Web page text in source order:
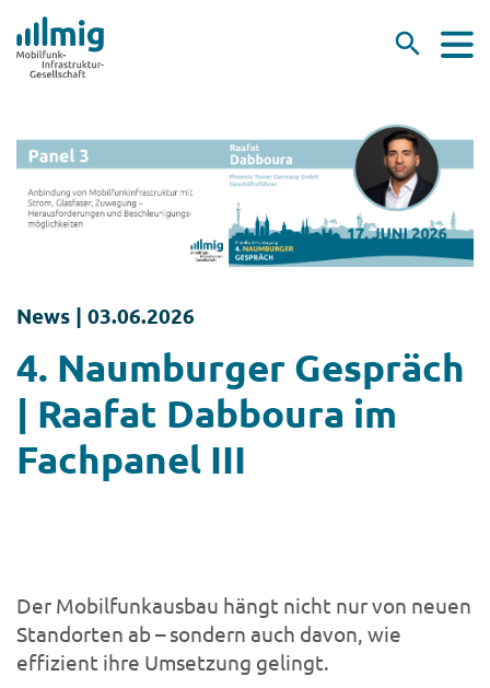
News | 03.06.2026
4. Naumburger Gespräch
| Raafat Dabboura im
Fachpanel III
Der Mobilfunkausbau hängt nicht nur von neuen
Standorten ab – sondern auch davon, wie
effizient ihre Umsetzung gelingt.